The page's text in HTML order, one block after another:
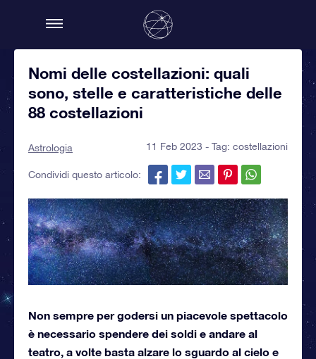
Nomi delle costellazioni: quali
sono, stelle e caratteristiche delle
88 costellazioni
Astrologia 11 Feb 2023 - Tag: costellazioni
Condividi questo articolo:
Non sempre per godersi un piacevole spettacolo
è necessario spendere dei soldi e andare al
teatro, a volte basta alzare lo sguardo al cielo e